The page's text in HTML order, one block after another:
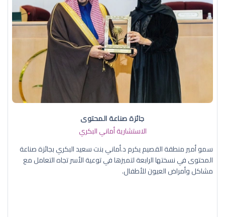
جائزة صناعة المحتوى
الاستشارية أماني البكري
سمو أمير منطقة القصيم يكرم د.أماني بنت سعيد البكري بجائزة صناعة
المحتوى في نسختها الرابعة لتميزها في توعية الأسر تجاه التعامل مع
مشاكل وأمراض العيون للأطفال.